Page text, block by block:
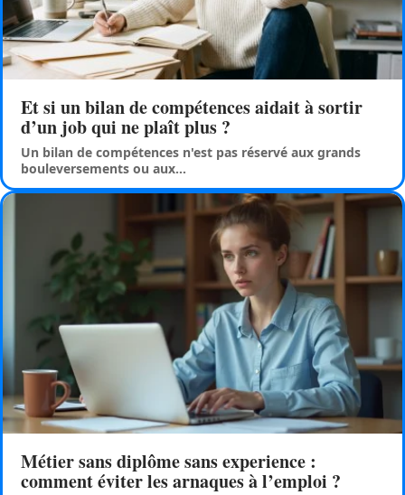
Et si un bilan de compétences aidait à sortir
d’un job qui ne plaît plus ?
Un bilan de compétences n'est pas réservé aux grands
bouleversements ou aux…
Métier sans diplôme sans experience :
comment éviter les arnaques à l’emploi ?